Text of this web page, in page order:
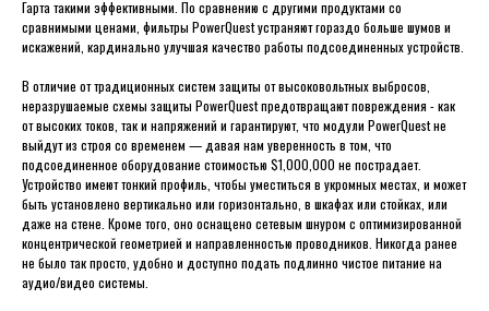
Гарта такими эффективными. По сравнению с другими продуктами со
сравнимыми ценами, фильтры PowerQuest устраняют гораздо больше шумов и
искажений, кардинально улучшая качество работы подсоединенных устройств.
В отличие от традиционных систем защиты от высоковольтных выбросов,
неразрушаемые схемы защиты PowerQuest предотвращают повреждения - как
от высоких токов, так и напряжений и гарантируют, что модули PowerQuest не
выйдут из строя со временем — давая нам уверенность в том, что
подсоединенное оборудование стоимостью $1,000,000 не пострадает.
Устройство имеют тонкий профиль, чтобы уместиться в укромных местах, и может
быть установлено вертикально или горизонтально, в шкафах или стойках, или
даже на стене. Кроме того, оно оснащено сетевым шнуром с оптимизированной
концентрической геометрией и направленностью проводников. Никогда ранее
не было так просто, удобно и доступно подать подлинно чистое питание на
аудио/видео системы.